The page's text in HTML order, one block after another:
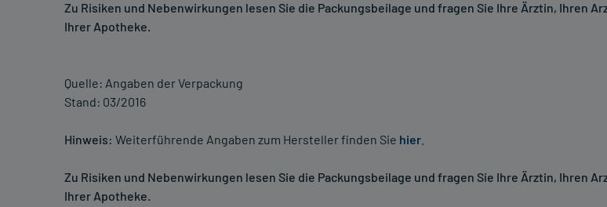
Zu Risiken und Nebenwirkungen lesen Sie die Packungsbeilage und fragen Sie Ihre Ärztin, Ihren
Ihrer Apotheke.
Quelle: Angaben der Verpackung
Stand: 03/2016
Hinweis: Weiterführende Angaben zum Hersteller finden Sie hier
Zu Risiken und Nebenwirkungen lesen Sie die Packungsbeilage und fragen Sie Ihre Ärztin, Ihren
Ihrer Apotheke.